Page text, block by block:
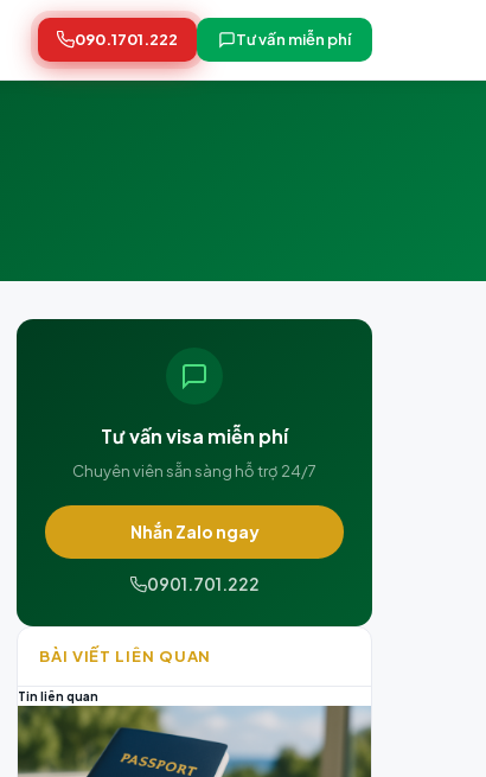
090.1701.222 Tư vấn miễn phí
Tư vấn visa miễn phí
Chuyên viên sẵn sàng hỗ trợ 24/7
Nhắn Zalo ngay
0901.701.222
BÀI VIẾT LIÊN QUAN
Tin liên quan